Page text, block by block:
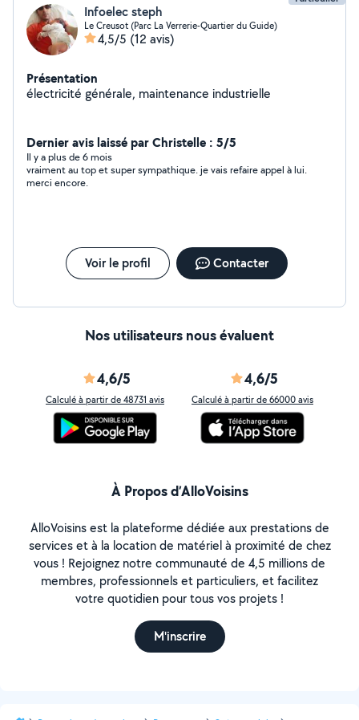
Infoelec steph
Le Creusot (Parc La Verrerie-Quartier du Guide)
4,5/5 (12 avis)
Présentation
électricité générale, maintenance industrielle
Dernier avis laissé par Christelle : 5/5
Il y a plus de 6 mois
vraiment au top et super sympathique. je vais refaire appel à lui.
merci encore.
Voir le profil Contacter
Nos utilisateurs nous évaluent
4,6/5
Calculé à partir de 48731 avis
4,6/5
Calculé à partir de 66000 avis
À Propos d’AlloVoisins
AlloVoisins est la plateforme dédiée aux prestations de
services et à la location de matériel à proximité de chez
vous ! Rejoignez notre communauté de 4,5 millions de
membres, professionnels et particuliers, et facilitez
votre quotidien pour tous vos projets !
M'inscrire